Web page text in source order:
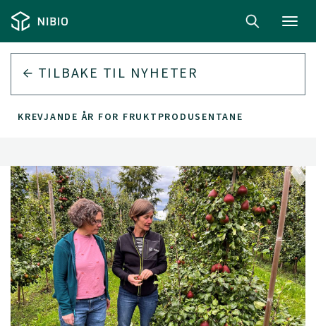
TILBAKE TIL NYHETER
KREVJANDE ÅR FOR FRUKTPRODUSENTANE